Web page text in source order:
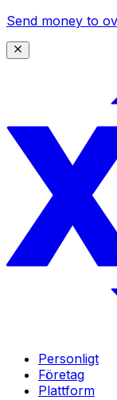
Send money to
Personligt
Företag
Plattform